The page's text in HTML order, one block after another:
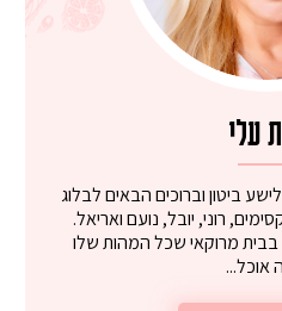
עלי
ביטון וברוכים הבאים לבלוג
4 ילדים מקסימים, רוני, יובל, נועם ואריאל.
בבית מרוקאי שכל המהות שלו
אוכל...